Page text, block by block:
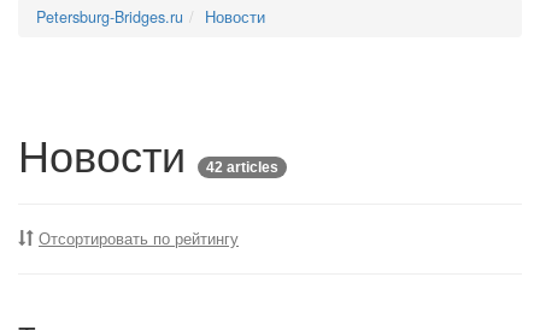
Petersburg-Bridges.ru Новости
Новости 42 articles
Отсортировать по рейтингу